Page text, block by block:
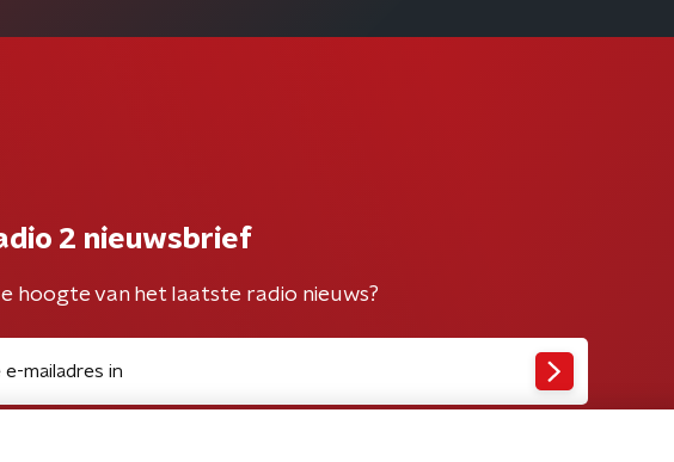
2 nieuwsbrief
hoogte van het laatste radio nieuws?